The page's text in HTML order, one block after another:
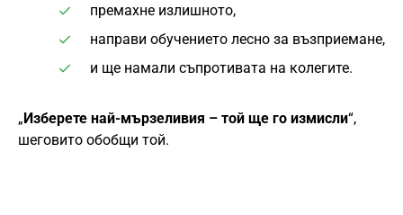
премахне излишното,
направи обучението лесно за възприемане,
и ще намали съпротивата на колегите.
„Изберете най-мързеливия – той ще го измисли“,
шеговито обобщи той.